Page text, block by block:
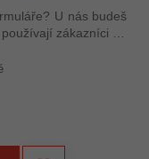
U nás budeš
zákazníci po